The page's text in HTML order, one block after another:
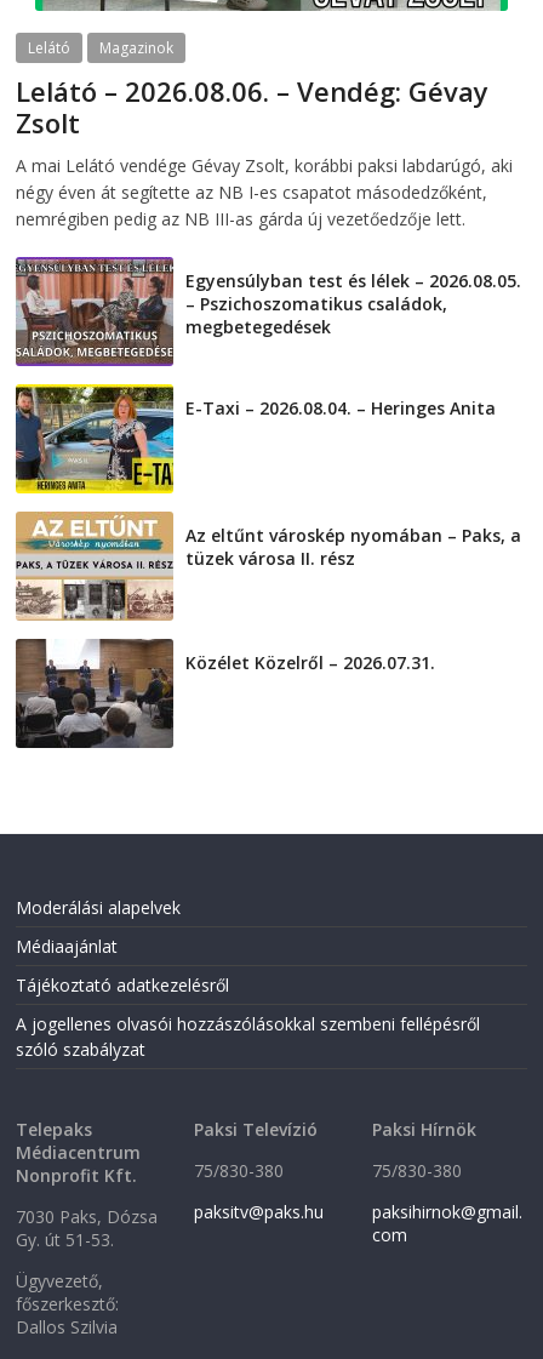
Lelátó Magazinok
Lelátó – 2026.08.06. – Vendég: Gévay
Zsolt
A mai Lelátó vendége Gévay Zsolt, korábbi paksi labdarúgó, aki
négy éven át segítette az NB I-es csapatot másodedzőként,
nemrégiben pedig az NB III-as gárda új vezetőedzője lett.
Egyensúlyban test és lélek – 2026.08.05.
– Pszichoszomatikus családok,
megbetegedések
E-Taxi – 2026.08.04. – Heringes Anita
Az eltűnt városkép nyomában – Paks, a
tüzek városa II. rész
Közélet Közelről – 2026.07.31.
Moderálási alapelvek
Médiaajánlat
Tájékoztató adatkezelésről
A jogellenes olvasói hozzászólásokkal szembeni fellépésről
szóló szabályzat
Telepaks
Médiacentrum
Nonprofit Kft.
7030 Paks, Dózsa
Gy. út 51-53.
Ügyvezető,
főszerkesztő:
Dallos Szilvia
Paksi Televízió
75/830-380
paksitv@paks.hu
Paksi Hírnök
75/830-380
paksihirnok@gmail.
com